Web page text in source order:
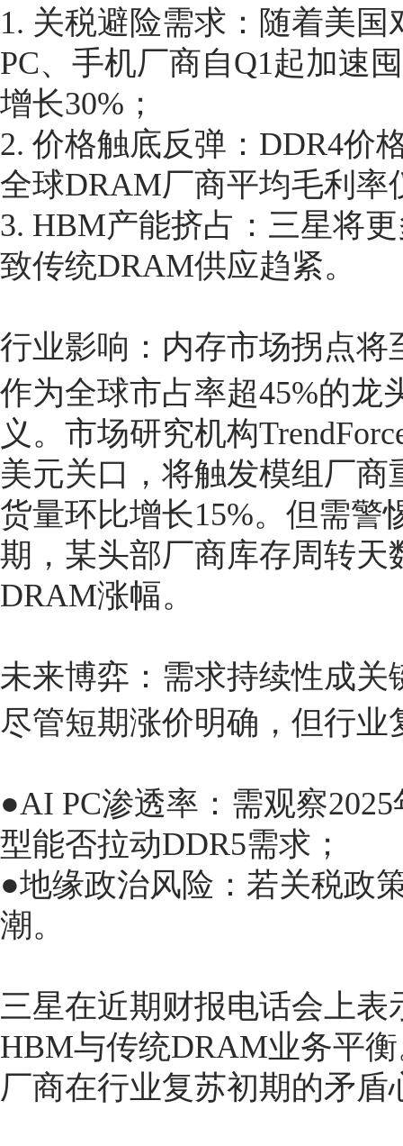
1. 关税避险需求：随着美
PC、手机厂商自Q1起加速
增长30%；
2. 价格触底反弹：DDR4价
全球DRAM厂商平均毛利率
3. HBM产能挤占：三星将
致传统DRAM供应趋紧。
行业影响：内存市场拐点将
作为全球市占率超45%的龙
义。市场研究机构
美元关口，将触发模组厂
货量环比增长15%。但需警
期，某头部厂商库存周转天
DRAM涨幅。
未来博弈：需求持续性成关
尽管短期涨价明确，但行
●AI PC渗透率：需观察
型能否拉动DDR5需求；
●地缘政治风险：若关税政
潮。
三星在近期财报电话会上
HBM与传统DRAM业务平
厂商在行业复苏初期的矛盾